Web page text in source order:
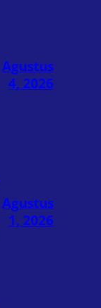
Agustus
4, 2026
Agustus
1, 2026